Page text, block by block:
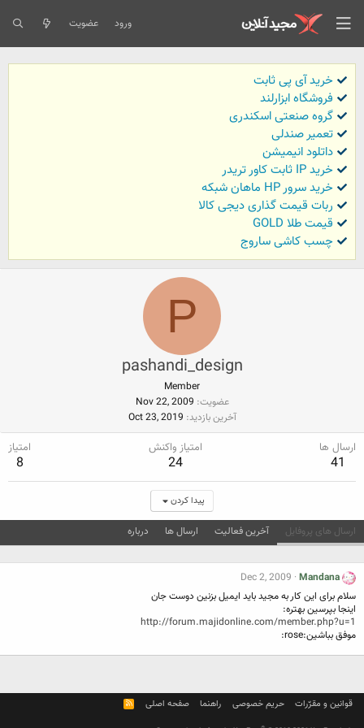
ورود عضویت
خرید آی پی ثابت
فروشگاه ابزارلند
گروه صنعتی اسکندری
تعمیر صندلی
داتلود انیمیشن
خرید IP ثابت کاور تریدر
خرید سرور HP ماهان شبکه
ربات قیمت گذاری دیجی کالا
قیمت طلا GOLD
چسب کاشی ساروج
P
pashandi_design
Member
عضویت Nov 22, 2009
آخرین بازدید Oct 23, 2019
ارسال ها
41
امتیاز واکنش
24
امتیاز
8
پیدا کردن
ارسال های پروفایل آخرین فعالیت ارسال ها درباره
Mandana
Dec 2, 2009
سلام برای این کار به مجید باید ایمیل بزنین دوست جان
اینجا بپرسین بهتره:
http://forum.majidonline.com/member.php?u=1
موفق بباشین:rose:
قوانین و مقرّرات حریم خصوصی راهنما صفحه اصلی
R
S